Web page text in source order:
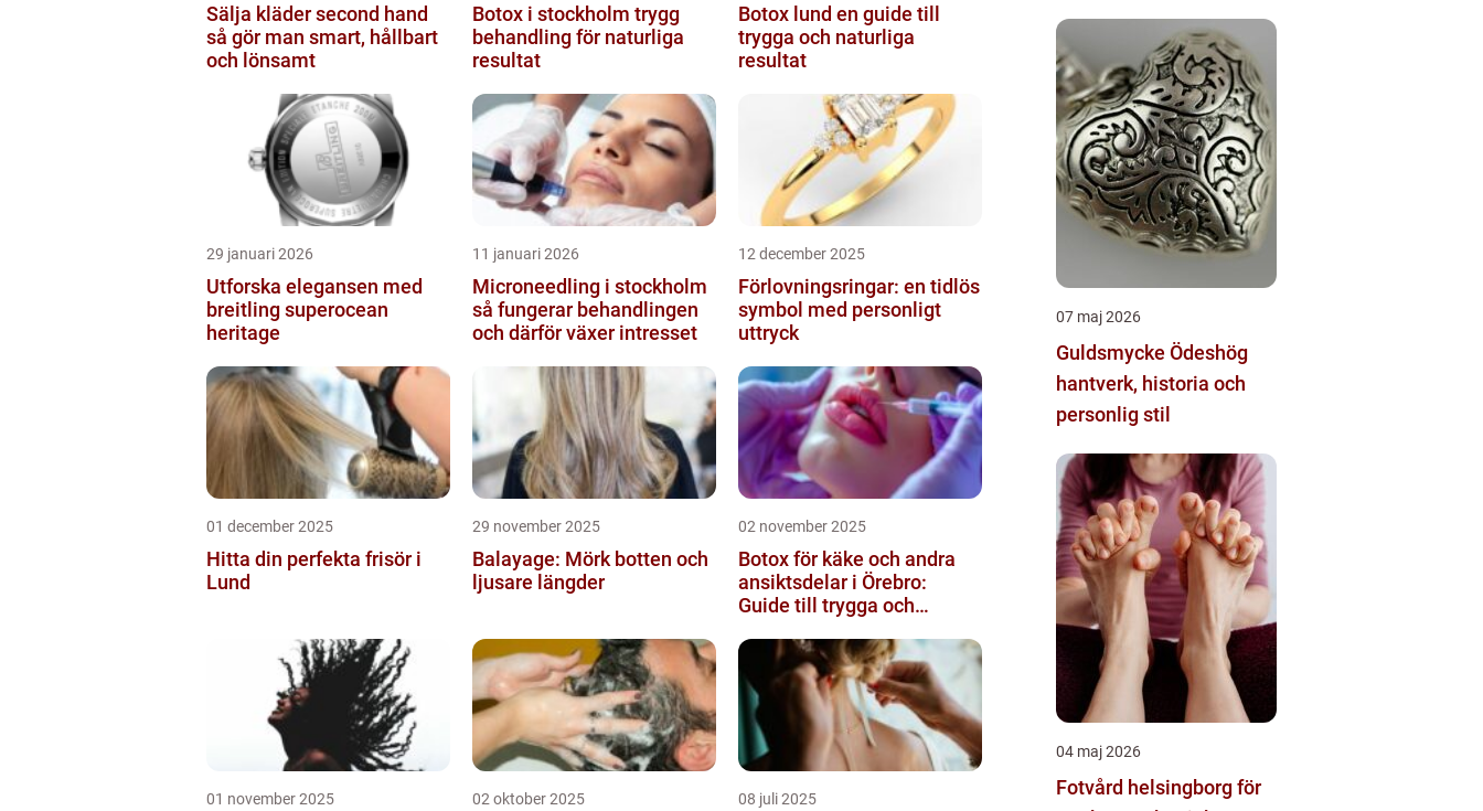
Sälja kläder second hand
så gör man smart, hållbart
och lönsamt
Botox i stockholm trygg
behandling för naturliga
resultat
Botox lund en guide till
trygga och naturliga
resultat
29 januari 2026
Utforska elegansen med
breitling superocean
heritage
11 januari 2026
Microneedling i stockholm
så fungerar behandlingen
och därför växer intresset
12 december 2025
Förlovningsringar: en tidlös
symbol med personligt
uttryck
01 december 2025
Hitta din perfekta frisör i
Lund
29 november 2025
Balayage: Mörk botten och
ljusare längder
02 november 2025
Botox för käke och andra
ansiktsdelar i Örebro:
Guide till trygga och
01 november 2025 02 oktober 2025 08 juli 2025
07 maj 2026
Guldsmycke Ödeshög
hantverk, historia och
personlig stil
04 maj 2026
Fotvård helsingborg för